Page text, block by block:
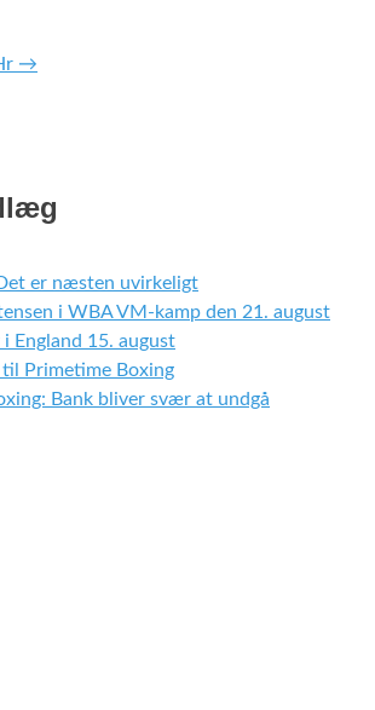
→
er næsten uvirkeligt
i WBA VM-kamp den 21. august
England 15. august
til Primetime Boxing
Bank bliver svær at undgå